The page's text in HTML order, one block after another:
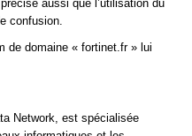
aussi que l’utilisation du
confusion.
de domaine « fortinet.fr » lui
Network, est spécialisée